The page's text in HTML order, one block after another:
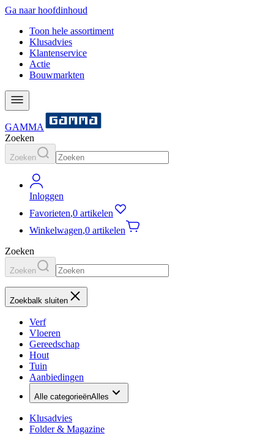
Ga naar hoofdinhoud
Toon hele assortiment
Klusadvies
Klantenservice
Actie
Bouwmarkten
GAMMA
Zoeken
Zoeken
Inloggen
Favorieten,0 artikelen
Winkelwagen,0 artikelen
Zoeken
Zoeken
Zoekbalk sluiten
Verf
Vloeren
Gereedschap
Hout
Tuin
Aanbiedingen
Alle categorieënAlles
Klusadvies
Folder & Magazine